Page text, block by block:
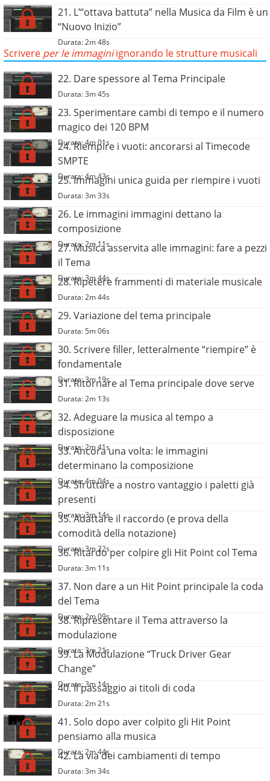
21. L’“ottava battuta” nella Musica da Film è un
“Nuovo Inizio”
Durata: 2m 48s
Scrivere per le immaginiignorando le strutture musicali
22. Dare spessore al Tema Principale
Durata: 3m 45s
23. Sperimentare cambi di tempo e il numero
magico dei 120 BPM
Durata: 4m 01s
24. Riempire i vuoti: ancorarsi al Timecode
SMPTE
Durata: 4m 43s
25. Immagini unica guida per riempire i vuoti
Durata: 3m 33s
26. Le immagini immagini dettano la
composizione
Durata: 2m 11s
27. Musica asservita alle immagini: fare a pezzi
il Tema
Durata: 3m 44s
28. Ripetere frammenti di materiale musicale
Durata: 2m 44s
29. Variazione del tema principale
Durata: 5m 06s
30. Scrivere filler, letteralmente “riempire” è
fondamentale
Durata: 3m 19s
31. Ritornare al Tema principale dove serve
Durata: 2m 13s
32. Adeguare la musica al tempo a
disposizione
Durata: 2m 41s
33. Ancora una volta: le immagini
determinano la composizione
Durata: 4m 04s
34. Sfruttare a nostro vantaggio i paletti già
presenti
Durata: 3m 14s
35. Adattare il raccordo (e prova della
comodità della notazione)
Durata: 3m 22s
36. Ritardo per colpire gli Hit Point col Tema
Durata: 3m 11s
37. Non dare a un Hit Point principale la coda
del Tema
Durata: 2m 09s
38. Ripresentare il Tema attraverso la
modulazione
Durata: 3m 21s
39. La Modulazione “Truck Driver Gear
Change”
Durata: 3m 14s
40. Il passaggio ai titoli di coda
Durata: 2m 21s
41. Solo dopo aver colpito gli Hit Point
pensiamo alla musica
Durata: 2m 44s
42. La via dei cambiamenti di tempo
Durata: 3m 34s